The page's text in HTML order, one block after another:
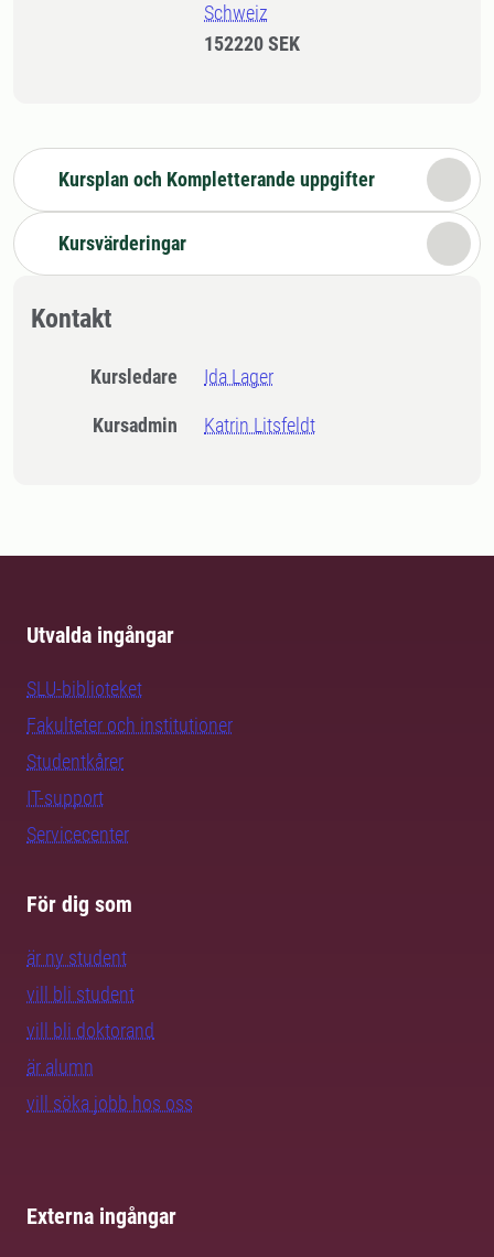
Schweiz
152220 SEK
Kursplan och Kompletterande uppgifter
Kursvärderingar
Kontakt
Kursledare Ida Lager
Kursadmin Katrin Litsfeldt
Utvalda ingångar
SLU-biblioteket
Fakulteter och institutioner
Studentkårer
IT-support
Servicecenter
För dig som
är ny student
vill bli student
vill bli doktorand
är alumn
vill söka jobb hos oss
Externa ingångar